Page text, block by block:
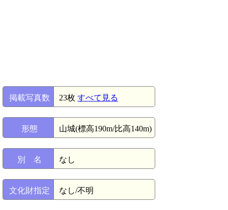
掲載写真数 23枚 すべて見る
形態 山城(標高190m/比高140m)
別 名 なし
文化財指定 なし/不明